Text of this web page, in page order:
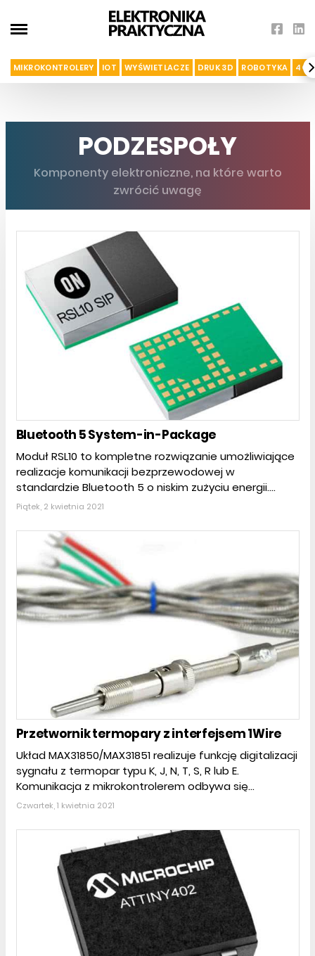
MIKROKONTROLERY IOT WYŚWIETLACZE DRUK 3D ROBOTYKA 4G I
PODZESPOŁY
Komponenty elektroniczne, na które warto
zwrócić uwagę
Bluetooth 5 System-in-Package
Moduł RSL10 to kompletne rozwiązanie umożliwiające
realizacje komunikacji bezprzewodowej w
standardzie Bluetooth 5 o niskim zużyciu energii....
Piątek, 2 kwietnia 2021
Przetwornik termopary z interfejsem 1Wire
Układ MAX31850/MAX31851 realizuje funkcję digitalizacji
sygnału z termopar typu K, J, N, T, S, R lub E.
Komunikacja z mikrokontrolerem odbywa się...
Czwartek, 1 kwietnia 2021